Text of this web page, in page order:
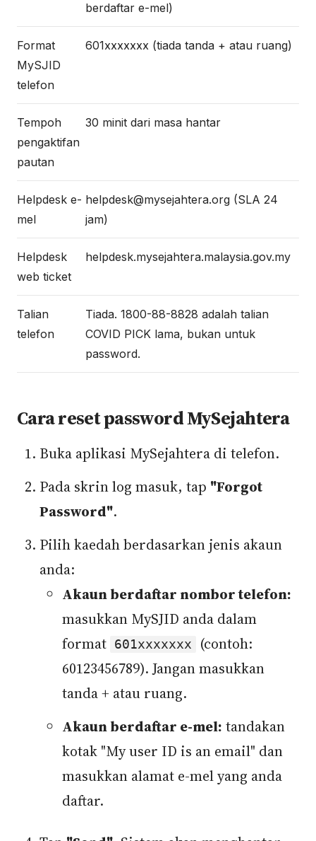
berdaftar e-mel)
Format
MySJID
telefon
601xxxxxxx (tiada tanda + atau ruang)
Tempoh
pengaktifan
pautan
30 minit dari masa hantar
Helpdesk e-
mel
helpdesk@mysejahtera.org (SLA 24
jam)
Helpdesk
web ticket
helpdesk.mysejahtera.malaysia.gov.my
Talian
telefon
Tiada. 1800-88-8828 adalah talian
COVID PICK lama, bukan untuk
password.
Cara reset password MySejahtera
Buka aplikasi MySejahtera di telefon.
Pada skrin log masuk, tap "Forgot
Password".
Pilih kaedah berdasarkan jenis akaun
anda:
Akaun berdaftar nombor telefon:
masukkan MySJID anda dalam
format 601xxxxxxx
(contoh:
60123456789). Jangan masukkan
tanda + atau ruang.
Akaun berdaftar e-mel: tandakan
kotak "My user ID is an email" dan
masukkan alamat e-mel yang anda
daftar.